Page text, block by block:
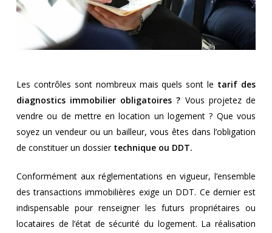
Les contrôles sont nombreux mais quels sont le tarif des
diagnostics immobilier obligatoires ? Vous projetez de
vendre ou de mettre en location un logement ? Que vous
soyez un vendeur ou un bailleur, vous êtes dans l’obligation
de constituer un dossier technique ou DDT.
Conformément aux réglementations en vigueur, l’ensemble
des transactions immobilières exige un DDT. Ce dernier est
indispensable pour renseigner les futurs propriétaires ou
locataires de l’état de sécurité du logement. La réalisation